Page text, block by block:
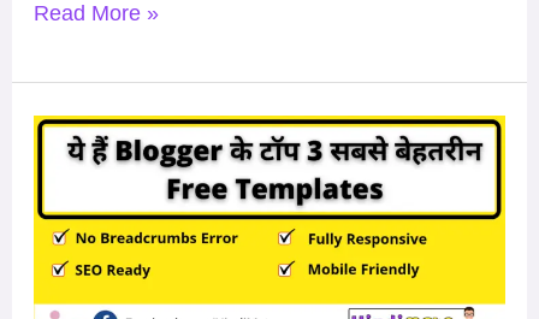
Read More »
Best
Free
(Blogspot)
Templates
2024